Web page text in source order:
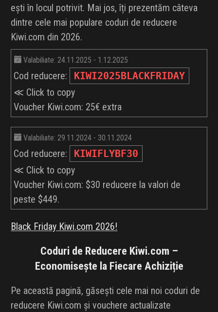
FAVORITE
ești în locul potrivit. Mai jos, îți prezentăm câteva
dintre cele mai populare coduri de reducere
Kiwi.com din 2026.
Valabiliate: 24.11.2025 - 1.12.2025
Cod reducere:
KIWI2025BLACKFRIDAY
≪ Click to copy
Voucher Kiwi.com: 25€ extra
Valabiliate: 29.11.2024 - 30.11.2024
Cod reducere:
KIWIFLYBF30
≪ Click to copy
Voucher Kiwi.com: $30 reducere la valori de
peste $449.
Black Friday Kiwi.com 2026!
Coduri de Reducere Kiwi.com –
Economisește la Fiecare Achiziție
Pe această pagină, găsești cele mai noi coduri de
reducere Kiwi.com și vouchere actualizate